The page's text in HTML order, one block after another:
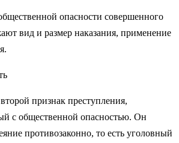
опасности совершенного
вид и размер наказания, применение
признак преступления,
с общественной опасностью. Он
противозаконно, то есть уголовный